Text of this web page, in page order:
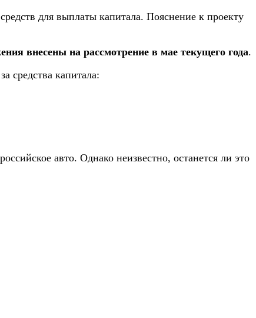
для выплаты капитала. Пояснение к проекту
внесены на рассмотрение в мае текущего года.
средства капитала:
авто. Однако неизвестно, останется ли это